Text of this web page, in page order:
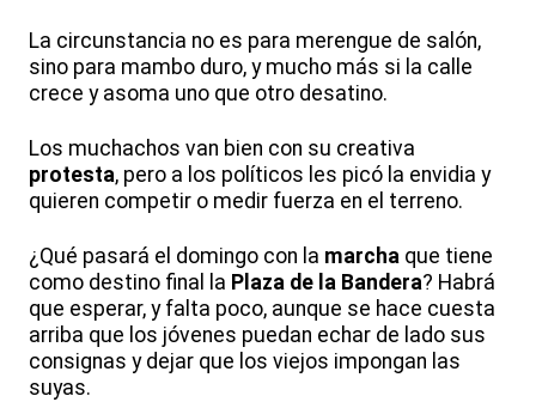
La circunstancia no es para merengue de salón,
sino para mambo duro, y mucho más si la calle
crece y asoma uno que otro desatino.
Los muchachos van bien con su creativa
protesta, pero a los políticos les picó la envidia y
quieren competir o medir fuerza en el terreno.
¿Qué pasará el domingo con la marcha que tiene
como destino final la Plaza de la Bandera? Habrá
que esperar, y falta poco, aunque se hace cuesta
arriba que los jóvenes puedan echar de lado sus
consignas y dejar que los viejos impongan las
suyas.